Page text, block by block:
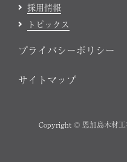
採用情報
トピックス
プライバシーポリシー
サイトマップ
Copyright © 恩加島木材